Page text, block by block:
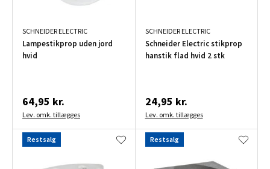
SCHNEIDER ELECTRIC
Lampestikprop uden jord
hvid
64,95 kr.
Lev. omk. tillægges
SCHNEIDER ELECTRIC
Schneider Electric stikprop
hanstik flad hvid 2 stk
24,95 kr.
Lev. omk. tillægges
Restsalg Restsalg